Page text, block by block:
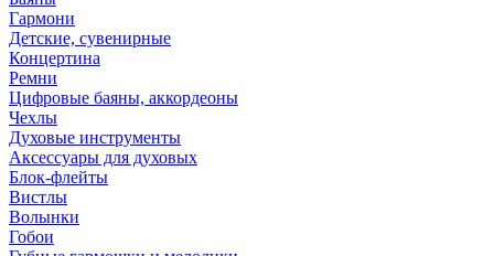
Гармони
Детские, сувенирные
Концертина
Ремни
Цифровые баяны, аккордеоны
Чехлы
Духовые инструменты
Аксессуары для духовых
Блок-флейты
Вистлы
Волынки
Гобои